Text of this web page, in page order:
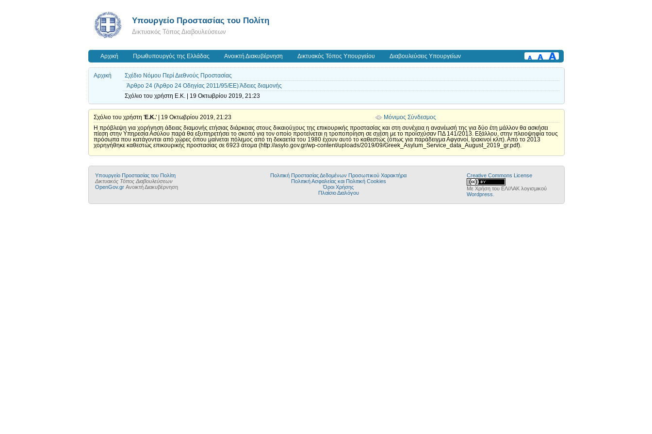
Υπουργείο Προστασίας του Πολίτη
Δικτυακός Τόπος Διαβουλεύσεων
Αρχική Πρωθυπουργός της Ελλάδας Ανοικτή Διακυβέρνηση Δικτυακός Τόπος Υπουργείου Διαβουλεύσεις Υπουργείων
Αρχική
Σχέδιο Νόμου Περί Διεθνούς Προστασίας
Άρθρο 24 (Άρθρο 24 Οδηγίας 2011/95/ΕΕ) Άδειες διαμονής
Σχόλιο του χρήστη E.K. | 19 Οκτωβρίου 2019, 21:23
Σχόλιο του χρήστη 'E.K.' | 19 Οκτωβρίου 2019, 21:23
Μόνιμος Σύνδεσμος
H πρόβλεψη για χορήγηση άδειας διαμονής ετήσιας διάρκειας στους δικαιούχους της επικουρικής προστασίας και στη συνέχεια η ανανέωσή της για δύο έτη μάλλον θα ασκήσει
πίεση στην Υπηρεσία Ασύλου παρά θα εξυπηρετήσει το σκοπό για τον οποίο προτείνεται η τροποποίηση σε σχέση με το προϊσχύσαν ΠΔ 141/2013. Εξάλλου, στην πλειοψηφία τους
πρόσωπα που κατάγονται από χώρες όπου μαίνεται πόλεμος από τη δεκαετία του 1980 έχουν αυτό το καθεστώς (όπως για παράδειγμα Αφγανοί, Ιρακινοί κλπ). Από το 2013
χορηγήθηκε καθεστώς επικουρικής προστασίας σε 6923 άτομα (http://asylo.gov.gr/wp-content/uploads/2019/09/Greek_Asylum_Service_data_August_2019_gr.pdf).
Υπουργείο Προστασίας του Πολίτη
Δικτυακός Τόπος Διαβουλεύσεων
OpenGov.gr Ανοικτή Διακυβέρνηση
Πολιτική Προστασίας Δεδομένων Προσωπικού Χαρακτήρα
Πολιτική Ασφαλείας και Πολιτική Cookies
Όροι Χρήσης
Πλαίσιο Διαλόγου
Creative Commons License
Με Χρήση του ΕΛ/ΛΑΚ λογισμικού
Wordpress